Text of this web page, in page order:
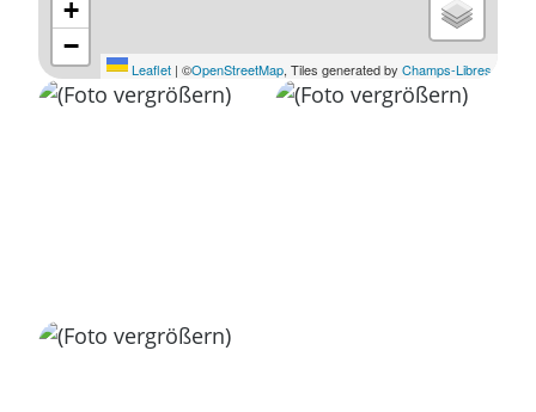
+
−
Leaflet | ©OpenStreetMap, Tiles generated by Champs-Libres